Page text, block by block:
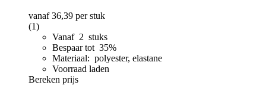
vanaf36,39 per stuk
(1)
Vanaf 2 stuks
Bespaar tot 35%
Materiaal: polyester, elastane
Voorraad laden
Bereken prijs